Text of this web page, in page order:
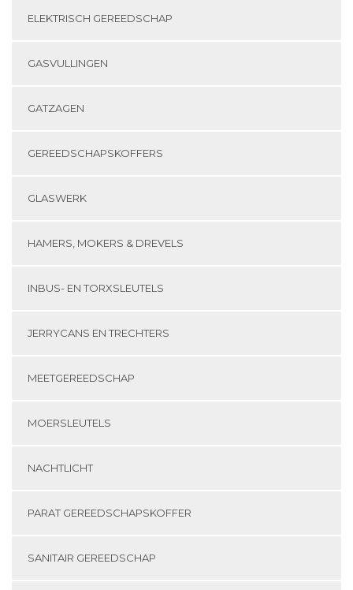
ELEKTRISCH GEREEDSCHAP
GASVULLINGEN
GATZAGEN
GEREEDSCHAPSKOFFERS
GLASWERK
HAMERS, MOKERS & DREVELS
INBUS- EN TORXSLEUTELS
JERRYCANS EN TRECHTERS
MEETGEREEDSCHAP
MOERSLEUTELS
NACHTLICHT
PARAT GEREEDSCHAPSKOFFER
SANITAIR GEREEDSCHAP